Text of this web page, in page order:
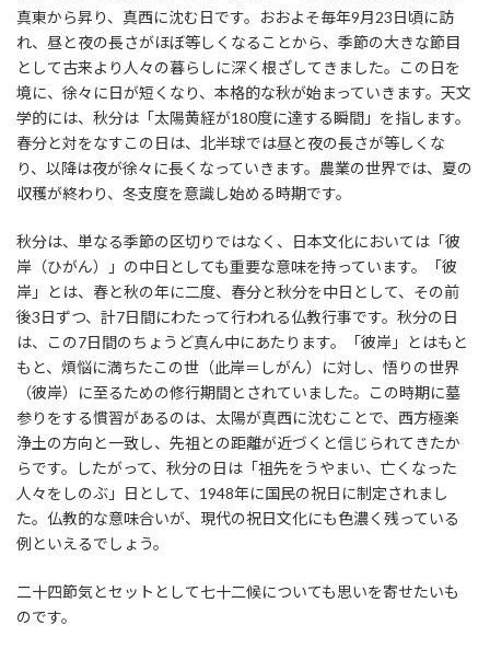
真東から昇り、真西に沈む日です。おおよそ毎年9月23日頃に訪
れ、昼と夜の長さがほぼ等しくなることから、季節の大きな節目
として古来より人々の暮らしに深く根ざしてきました。この日を
境に、徐々に日が短くなり、本格的な秋が始まっていきます。天文
学的には、秋分は「太陽黄経が180度に達する瞬間」を指します。
春分と対をなすこの日は、北半球では昼と夜の長さが等しくな
り、以降は夜が徐々に長くなっていきます。農業の世界では、夏の
収穫が終わり、冬支度を意識し始める時期です。
秋分は、単なる季節の区切りではなく、日本文化においては「彼
岸（ひがん）」の中日としても重要な意味を持っています。「彼
岸」とは、春と秋の年に二度、春分と秋分を中日として、その前
後3日ずつ、計7日間にわたって行われる仏教行事です。秋分の日
は、この7日間のちょうど真ん中にあたります。「彼岸」とはもと
もと、煩悩に満ちたこの世（此岸＝しがん）に対し、悟りの世界
（彼岸）に至るための修行期間とされていました。この時期に墓
参りをする慣習があるのは、太陽が真西に沈むことで、西方極楽
浄土の方向と一致し、先祖との距離が近づくと信じられてきたか
らです。したがって、秋分の日は「祖先をうやまい、亡くなった
人々をしのぶ」日として、1948年に国民の祝日に制定されまし
た。仏教的な意味合いが、現代の祝日文化にも色濃く残っている
例といえるでしょう。
二十四節気とセットとして七十二候についても思いを寄せたいも
のです。